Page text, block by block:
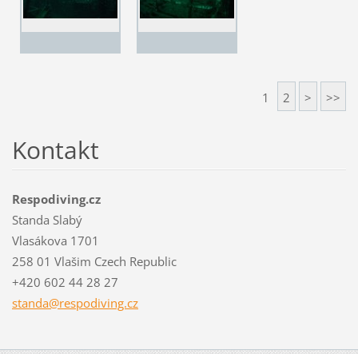
1 2 > >>
Kontakt
Respodiving.cz
Standa Slabý
Vlasákova 1701
258 01 Vlašim Czech Republic
+420 602 44 28 27
standa@respodiving.cz